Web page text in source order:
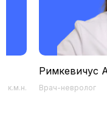
к.м.н.
Римкевичус
Врач-невролог